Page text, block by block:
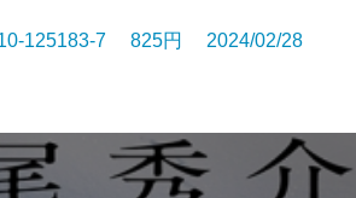
125183-7 825円 2024/02/28